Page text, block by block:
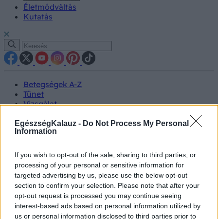
EgészségKalauz - Do Not Process My Personal
Information
If you wish to opt-out of the sale, sharing to third parties, or
processing of your personal or sensitive information for
targeted advertising by us, please use the below opt-out
section to confirm your selection. Please note that after your
opt-out request is processed you may continue seeing
interest-based ads based on personal information utilized by
us or personal information disclosed to third parties prior to
Életmódváltás
Kutatás
Betegségek A-Z
Tünet
Vizsgálat
Életmódváltás
Kutatás
Hírek
Videók
Kisállatok egészsége
#allergia #influenza#cukorbetegség
#orvosmeteorológia#vérnyomás#stroke#rákbetegség
#pajzsmirigy#reflux#ekcéma#herpesz